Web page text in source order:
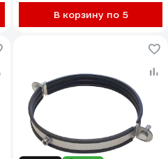
В корзину по 5